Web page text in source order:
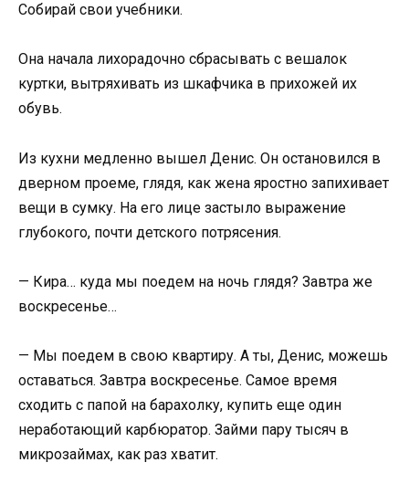
Собирай свои учебники.
Она начала лихорадочно сбрасывать с вешалок
куртки, вытряхивать из шкафчика в прихожей их
обувь.
Из кухни медленно вышел Денис. Он остановился в
дверном проеме, глядя, как жена яростно запихивает
вещи в сумку. На его лице застыло выражение
глубокого, почти детского потрясения.
— Кира… куда мы поедем на ночь глядя? Завтра же
воскресенье…
— Мы поедем в свою квартиру. А ты, Денис, можешь
оставаться. Завтра воскресенье. Самое время
сходить с папой на барахолку, купить еще один
неработающий карбюратор. Займи пару тысяч в
микрозаймах, как раз хватит.